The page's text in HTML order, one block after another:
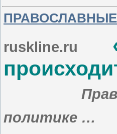
ruskline.ru
политике …